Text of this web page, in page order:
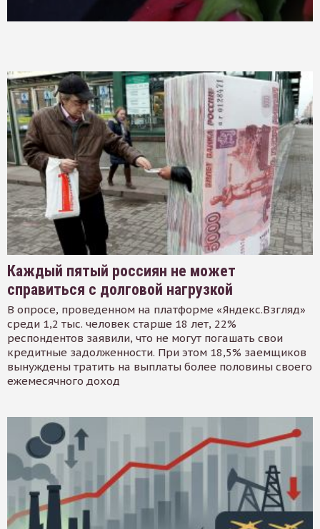
Каждый пятый россиян не может
справиться с долговой нагрузкой
В опросе, проведенном на платформе «Яндекс.Взгляд»
среди 1,2 тыс. человек старше 18 лет, 22%
респондентов заявили, что не могут погашать свои
кредитные задолженности. При этом 18,5% заемщиков
вынуждены тратить на выплаты более половины своего
ежемесячного доход